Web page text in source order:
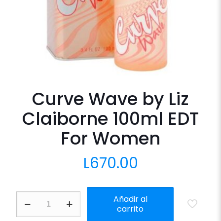
Curve Wave by Liz
Claiborne 100ml EDT
For Women
L670.00
Wave
by
Añadir al
carrito